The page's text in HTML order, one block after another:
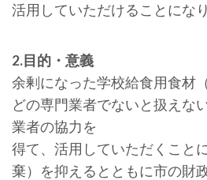
活用していただけることにな
2.目的・意義
余剰になった学校給食用食材
どの専門業者でないと扱えな
業者の協力を
得て、活用していただくこと
棄）を抑えるとともに市の財